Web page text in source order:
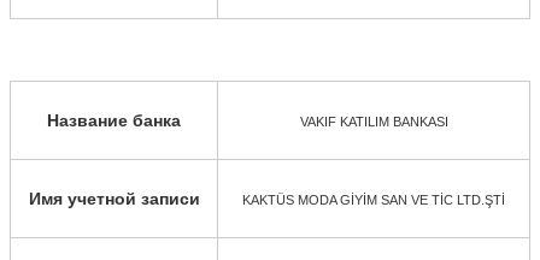
Название банка VAKIF KATILIM BANKASI
Имя учетной записи KAKTÜS MODA GİYİM SAN VE TİC LTD.ŞTİ